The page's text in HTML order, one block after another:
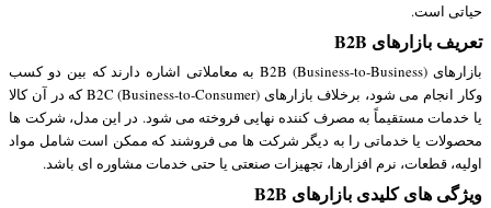
حیاتی است.
تعریف بازارهای B2B
بازارهای B2B (Business-to-Business) به معاملاتی اشاره دارند که بین دو کسب
وکار انجام می شود، برخلاف بازارهای B2C (Business-to-Consumer) که در آن کالا
یا خدمات مستقیماً به مصرف کننده نهایی فروخته می شود. در این مدل، شرکت ها
محصولات یا خدماتی را به دیگر شرکت ها می فروشند که ممکن است شامل مواد
اولیه، قطعات، نرم افزارها، تجهیزات صنعتی یا حتی خدمات مشاوره ای باشد.
ویژگی های کلیدی بازارهای B2B